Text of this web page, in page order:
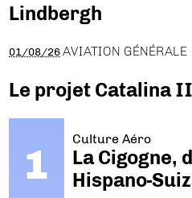
Lindbergh
01/08/26 AVIATION GÉNÉRALE
Le projet Catalina II
Culture Aéro
La Cigogne,
Hispano-